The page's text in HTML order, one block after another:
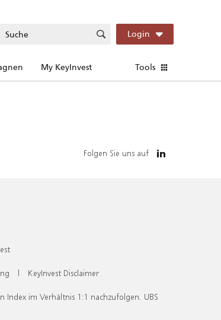
Login
My KeyInvest Tools
Folgen Sie uns auf
| KeyInvest Disclaimer
im Verhältnis 1:1 nachzufolgen. UBS